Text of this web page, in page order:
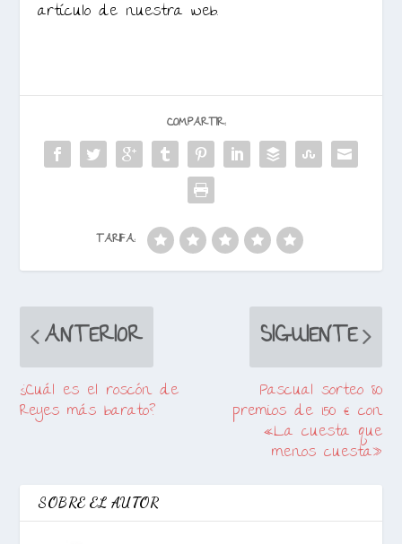
artículo de nuestra web.
COMPARTIR:
TARIFA:
ANTERIOR
¿Cuál es el roscón de
Reyes más barato?
SIGUIENTE
Pascual sorteo 80
premios de 150 € con
«La cuesta que
menos cuesta»
SOBRE EL AUTOR